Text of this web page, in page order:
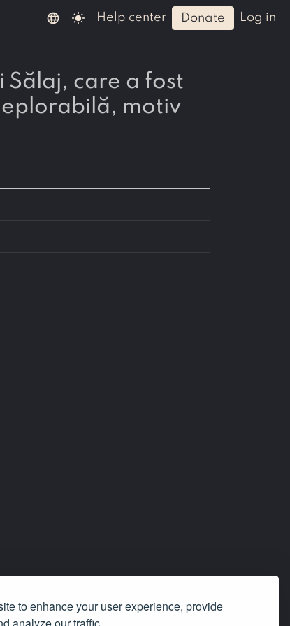
to enhance your user experience, provide
language light_mode help center donate log in
motiv